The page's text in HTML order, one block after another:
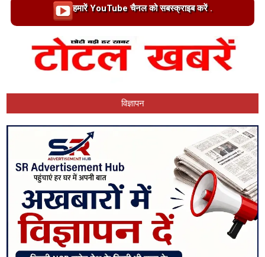
Loading…हमारें YouTube चैनल को सबस्क्राइब करें .
विज्ञापन